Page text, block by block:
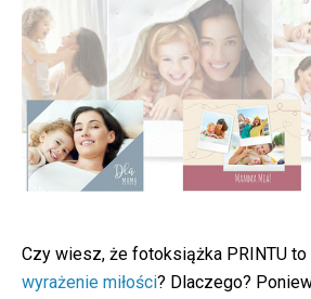
Czy wiesz, że fotoksiążka PRINTU to
wyrażenie miłości? Dlaczego?